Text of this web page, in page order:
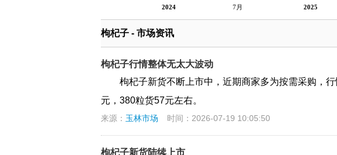
2024 7月 2025
枸杞子 - 市场资讯
枸杞子行情整体无太大波动
枸杞子新货不断上市中，近期商家多为按需采购，
元，380粒货57元左右。
来源： 玉林市场 时间：2026-07-19 10:05:50
枸杞子新货陆续上市